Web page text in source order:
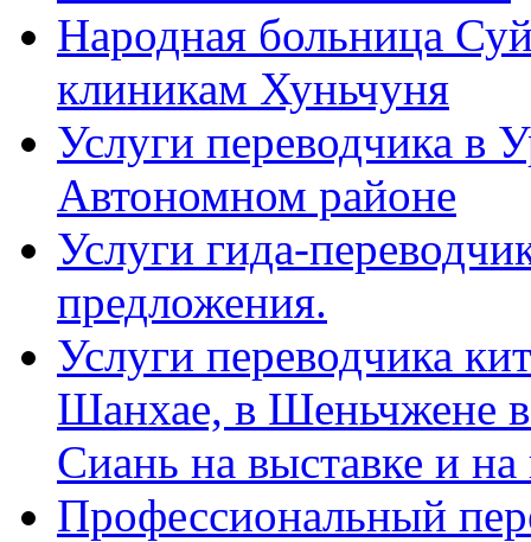
Народная больница
клиникам Хуньчуня
Услуги переводчика в
Автономном районе
Услуги гида-
предложения.
Услуги переводчика
Шанхае, в Шеньчжене
Сиань на выставке и
Профессиональный